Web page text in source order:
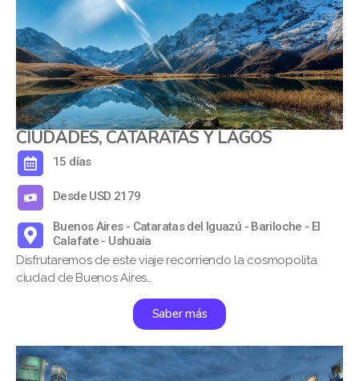
CIUDADES, CATARATAS Y LAGOS
15 días
Desde USD 2179
Buenos Aires - Cataratas del Iguazú - Bariloche - El
Calafate - Ushuaia
Disfrutaremos de este viaje recorriendo la cosmopolita
ciudad de Buenos Aires…
Saber más